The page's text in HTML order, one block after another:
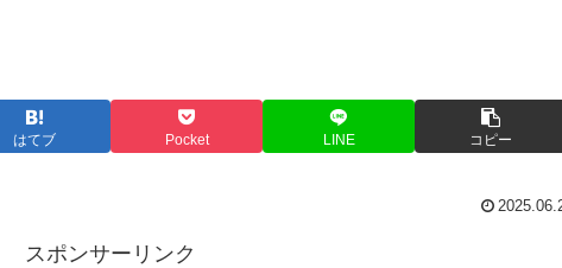
はてブ Pocket LINE コピー
スポンサーリンク